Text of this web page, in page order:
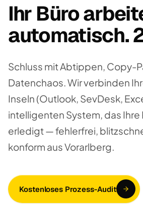
Ihr Büro
automatisch.
Schluss mit Abtippen, Copy-
Datenchaos. Wir verbinden
Inseln (Outlook, SevDesk,
intelligenten System, das
erledigt — fehlerfrei,
konform aus Vorarlberg.
Kostenloses Prozess-Audit